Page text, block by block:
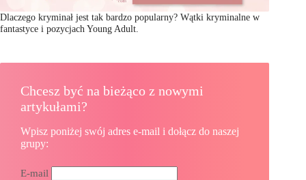
Dlaczego kryminał jest tak bardzo popularny? Wątki kryminalne w
fantastyce i pozycjach Young Adult.
Chcesz być na bieżąco z nowymi
artykułami?
Wpisz poniżej swój adres e-mail i dołącz do naszej
grupy:
E-mail